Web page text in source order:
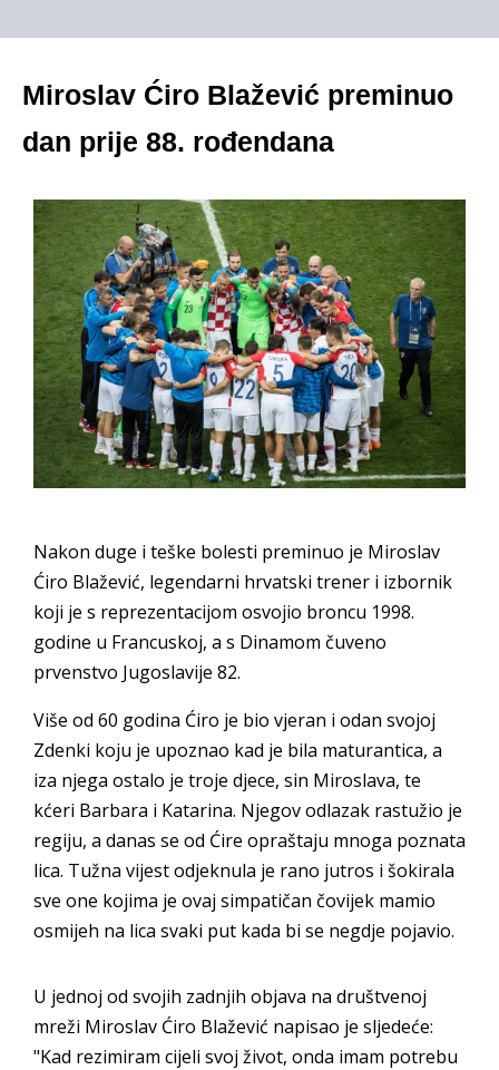
Miroslav Ćiro Blažević preminuo
dan prije 88. rođendana
Nakon duge i teške bolesti preminuo je Miroslav
Ćiro Blažević, legendarni hrvatski trener i izbornik
koji je s reprezentacijom osvojio broncu 1998.
godine u Francuskoj, a s Dinamom čuveno
prvenstvo Jugoslavije 82.
Više od 60 godina Ćiro je bio vjeran i odan svojoj
Zdenki koju je upoznao kad je bila maturantica, a
iza njega ostalo je troje djece, sin Miroslava, te
kćeri Barbara i Katarina. Njegov odlazak rastužio je
regiju, a danas se od Ćire opraštaju mnoga poznata
lica. Tužna vijest odjeknula je rano jutros i šokirala
sve one kojima je ovaj simpatičan čovijek mamio
osmijeh na lica svaki put kada bi se negdje pojavio.
U jednoj od svojih zadnjih objava na društvenoj
mreži Miroslav Ćiro Blažević napisao je sljedeće:
"Kad rezimiram cijeli svoj život, onda imam potrebu